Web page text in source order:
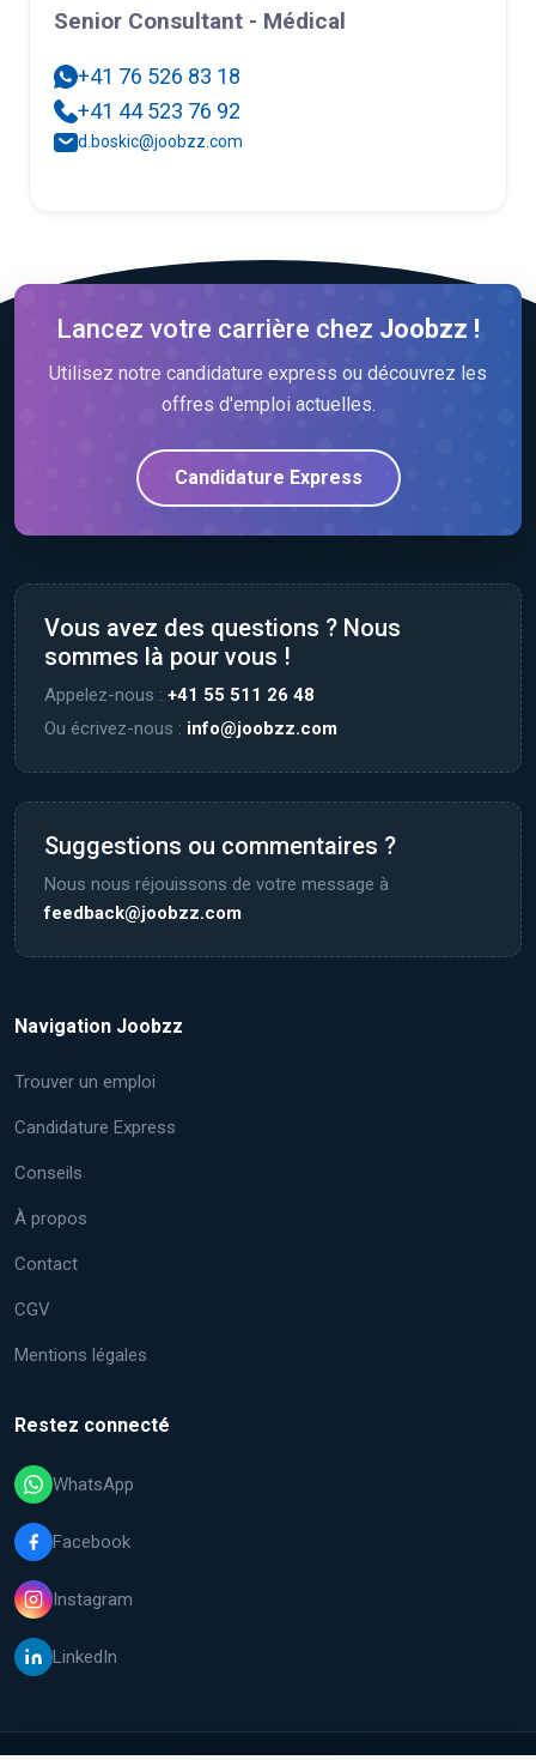
Senior Consultant - Médical
+41 76 526 83 18
+41 44 523 76 92
d.boskic@joobzz.com
Lancez votre carrière chez Joobzz !
Utilisez notre candidature express ou découvrez les
offres d'emploi actuelles.
Candidature Express
Vous avez des questions ? Nous
sommes là pour vous !
Appelez-nous : +41 55 511 26 48
Ou écrivez-nous : info@joobzz.com
Suggestions ou commentaires ?
Nous nous réjouissons de votre message à
feedback@joobzz.com
Navigation Joobzz
Trouver un emploi
Candidature Express
Conseils
À propos
Contact
CGV
Mentions légales
Restez connecté
WhatsApp
Facebook
Instagram
LinkedIn